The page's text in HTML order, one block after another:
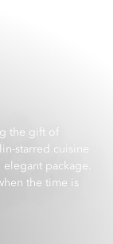
the gift of
starred cuisine
package.
the time is